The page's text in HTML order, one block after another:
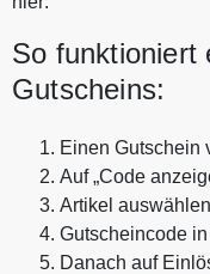
So funktioniert
Gutscheins:
Einen Gutschein
Auf „Code
Artikel
Gutscheincode
Danach auf